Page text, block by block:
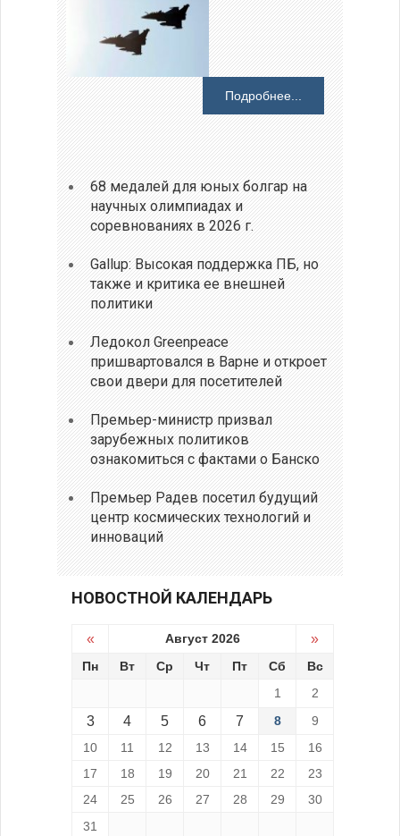
Подробнее...
68 медалей для юных болгар на
научных олимпиадах и
соревнованиях в 2026 г.
Gallup: Высокая поддержка ПБ, но
также и критика ее внешней
политики
Ледокол Greenpeace
пришвартовался в Варне и откроет
свои двери для посетителей
Премьер-министр призвал
зарубежных политиков
ознакомиться с фактами о Банско
Премьер Радев посетил будущий
центр космических технологий и
инноваций
НОВОСТНОЙ КАЛЕНДАРЬ
« Август 2026 »
Пн Вт Ср Чт Пт Сб
Вс
1
2
3 4 5 6 7 8
9
10
11 12 13 14 15
16
17
18 19 20 21 22
23
24
25 26 27 28 29
30
31